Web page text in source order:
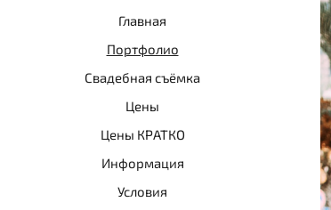
Главная
Портфолио
Свадебная съёмка
Цены
Цены КРАТКО
Информация
Условия